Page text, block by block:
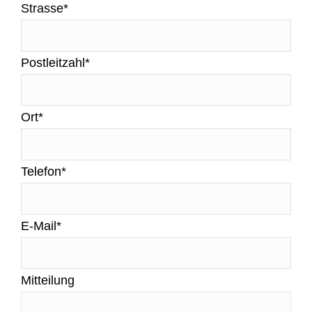
Strasse*
Postleitzahl*
Ort*
Telefon*
E-Mail*
Mitteilung